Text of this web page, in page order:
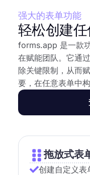
强大的表单功能
轻松创建
forms.app 是一款
在赋能团队。它通
除关键限制，从而
要，在任意表单中
拖放式表
创建自定义表